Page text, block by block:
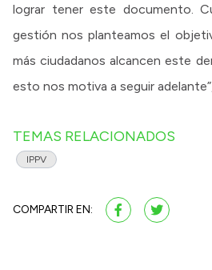
lograr tener este documento.
gestión nos planteamos el
más ciudadanos alcancen este
esto nos motiva a seguir
TEMAS RELACIONADOS
IPPV
COMPARTIR EN: